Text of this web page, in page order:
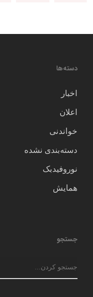
دسته‌ها
اخبار
اعلان
خواندنی
دسته‌بندی نشده
نوروفیدبک
همایش
جستجو